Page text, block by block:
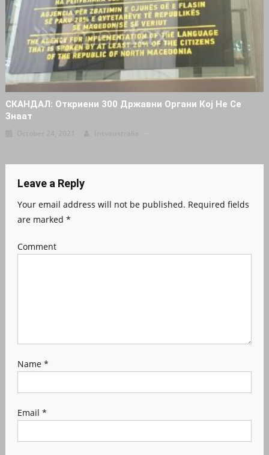
СКАНДАЛ: Откриени 300 Државни Органи Кој Не Се
Знаат
Leave a Reply
Your email address will not be published. Required fields
are marked *
Comment
Name *
Email *